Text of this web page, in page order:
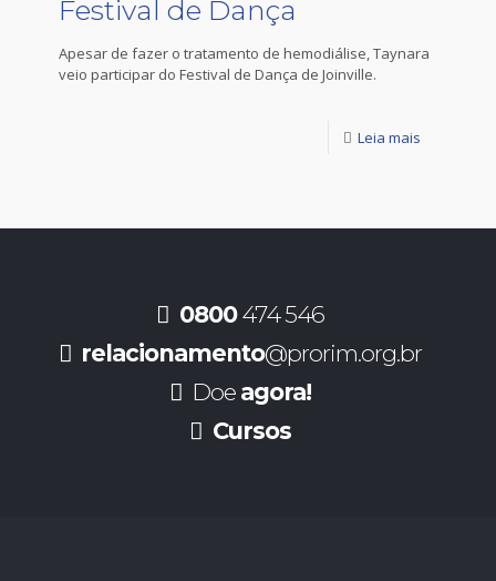
Festival de Dança
Apesar de fazer o tratamento de hemodiálise, Taynara
veio participar do Festival de Dança de Joinville.
Leia mais
0800474 546
relacionamento@prorim.org.br
Doe agora!
Cursos